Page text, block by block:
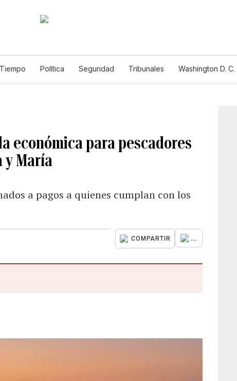
Política Seguridad Tribunales Washington D. C.
económica para pescadores
y María
a pagos a quienes cumplan con los
COMPARTIR ...